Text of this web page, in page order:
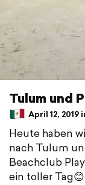
Tulum und
April 12, 2019
Heute haben
nach Tulum
Beachclub
ein toller Tag😊